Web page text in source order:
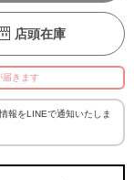
店頭在庫
届きます
報をLINEで通知いたしま